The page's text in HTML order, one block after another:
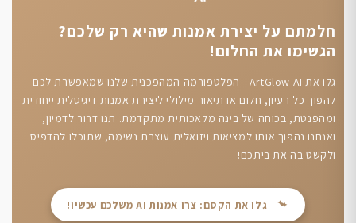
חלמתם על יצירת אמנות שהיא רק שלכם?
הגשימו את החלום!
גלו את ArtGlow AI - הפלטפורמה המהפכנית שלנו שמאפשרת לכם
להפוך כל רעיון, חלום או תיאור מילולי ליצירת אמנות דיגיטלית ייחודית
ומהפנטת, בכוחה של בינה מלאכותית מתקדמת. תנו דרור לדמיון,
ואנחנו נהפוך אותו למציאות ויזואלית עוצרת נשימה, שתוכלו להדפיס
ולקשט בה את ביתכם!
גלו את הקסם: צרו אמנות AI משלכם עכשיו!